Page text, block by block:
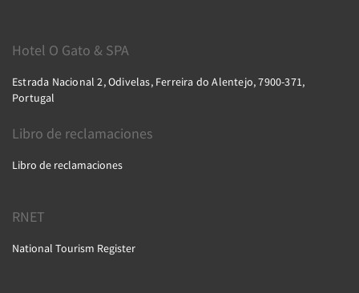
Hotel O Gato & SPA
Estrada Nacional 2, Odivelas, Ferreira do Alentejo, 7900-371,
Portugal
Libro de reclamaciones
Libro de reclamaciones
RNET
National Tourism Register